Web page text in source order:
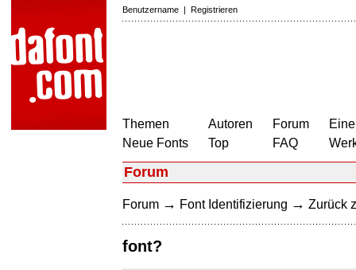
Benutzername | Registrieren
Themen
Neue Fonts
Autoren
Top
Forum
FAQ
Forum
Forum → Font Identifizierung → Zurück
font?